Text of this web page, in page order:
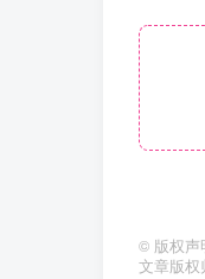
© 版权声
文章版权